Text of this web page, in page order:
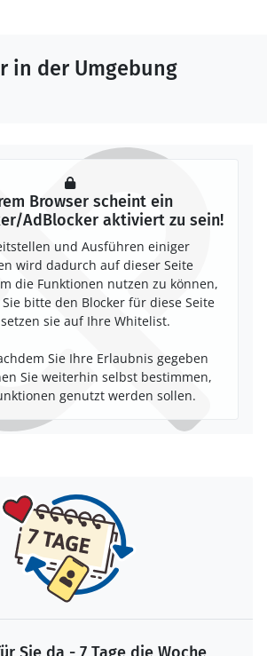
in der Umgebung
Browser scheint ein
AdBlocker aktiviert zu sein!
und Ausführen einiger
wird dadurch auf dieser Seite
die Funktionen nutzen zu können,
bitte den Blocker für diese Seite
sie auf Ihre Whitelist.
Sie Ihre Erlaubnis gegeben
Sie weiterhin selbst bestimmen,
genutzt werden sollen.
Sie da - 7 Tage die Woche